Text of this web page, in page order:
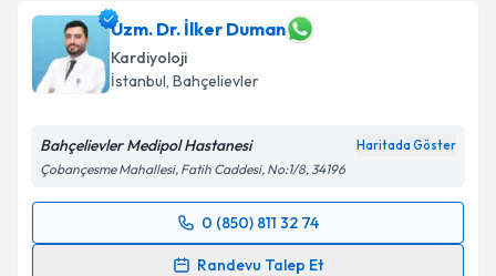
almanız için bir takvim hazırlandığında e-posta ile
bilgilendireceğiz.
E-posta Adresiniz
Kişisel verilerimin işlenmesine ilişkinAydınlatma
'ni okudum ve kişisel verilerimin belirtilen
kapsamda işlenmesini kabul ediyorum.
Uzm. Dr. İlker Duman
Kardiyoloji
İstanbul, Bahçelievler
Bahçelievler Medipol Hastanesi Haritada Göster
Çobançesme Mahallesi, Fatih Caddesi, No:1/8, 34196
0 (850) 811 32 74
Randevu Talep Et
Randevu Takvimi Talebi